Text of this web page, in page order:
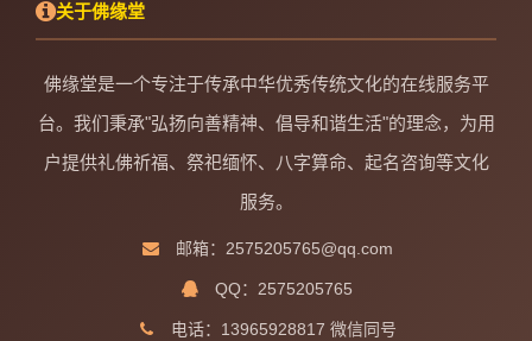
关于佛缘堂
佛缘堂是一个专注于传承中华优秀传统文化的在线服务平
台。我们秉承"弘扬向善精神、倡导和谐生活"的理念，为用
户提供礼佛祈福、祭祀缅怀、八字算命、起名咨询等文化
服务。
邮箱：2575205765@qq.com
QQ：2575205765
电话：13965928817 微信同号